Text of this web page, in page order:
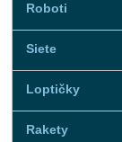
Roboti
Siete
Loptičky
Rakety